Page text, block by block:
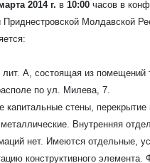
2014 г. в 10:00 часов в
Приднестровской Молдавской
лит. А, состоящая из
по ул. Милева, 7.
капитальные стены,
Внутренняя
нет. Имеются отдельные,
конструктивного элемента.